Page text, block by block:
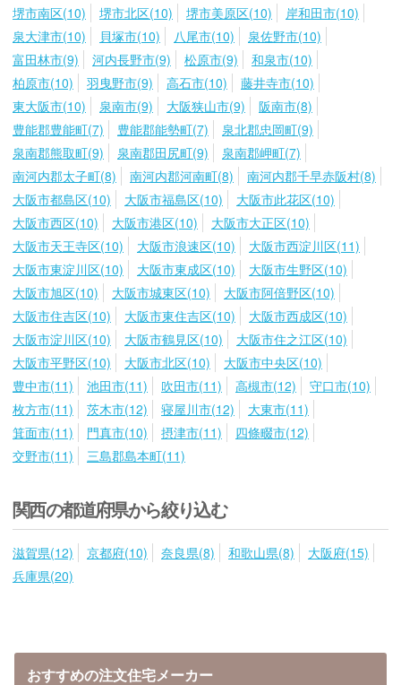
堺市南区(10)
堺市北区(10) 堺市美原区(10)
岸和田市(10)
泉大津市(10)
貝塚市(10) 八尾市(10)
泉佐野市(10)
富田林市(9)
河内長野市(9) 松原市(9)
和泉市(10)
柏原市(10)
羽曳野市(9) 高石市(10)
藤井寺市(10)
東大阪市(10)
泉南市(9) 大阪狭山市(9)
阪南市(8)
豊能郡豊能町(7)
豊能郡能勢町(7)
泉北郡忠岡町(9)
泉南郡熊取町(9)
泉南郡田尻町(9)
泉南郡岬町(7)
南河内郡太子町(8)
南河内郡河南町(8)
南河内郡千早赤阪村(8)
大阪市都島区(10)
大阪市福島区(10)
大阪市此花区(10)
大阪市西区(10)
大阪市港区(10)
大阪市大正区(10)
大阪市天王寺区(10)
大阪市浪速区(10)
大阪市西淀川区(11)
大阪市東淀川区(10)
大阪市東成区(10)
大阪市生野区(10)
大阪市旭区(10)
大阪市城東区(10)
大阪市阿倍野区(10)
大阪市住吉区(10)
大阪市東住吉区(10)
大阪市西成区(10)
大阪市淀川区(10)
大阪市鶴見区(10)
大阪市住之江区(10)
大阪市平野区(10)
大阪市北区(10)
大阪市中央区(10)
豊中市(11)
池田市(11) 吹田市(11) 高槻市(12)
守口市(10)
枚方市(11)
茨木市(12) 寝屋川市(12)
大東市(11)
箕面市(11)
門真市(10) 摂津市(11)
四條畷市(12)
交野市(11)
三島郡島本町(11)
関西の都道府県から絞り込む
滋賀県(12) 京都府(10) 奈良県(8) 和歌山県(8)
大阪府(15)
兵庫県(20)
おすすめの注文住宅メーカー